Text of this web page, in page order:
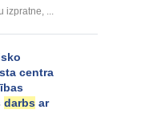
...
centra
darbs ar